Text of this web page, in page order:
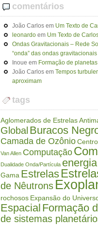
comentários
João Carlos em Um Texto de
leonardo em Um Texto de
Ondas Gravitacionais – Rede
“onda” das ondas gravitacionais
Inoue em Formação de
João Carlos em Tempos
aproximam
tags
Aglomerados de Estrelas
Global Buracos
Camada de Ozônio
Van Allen Computação
Dualidade Onda/Partícula
Gama Estrelas
de Nêutrons
rochosos Expansão do
Espacial Formação
de sistemas